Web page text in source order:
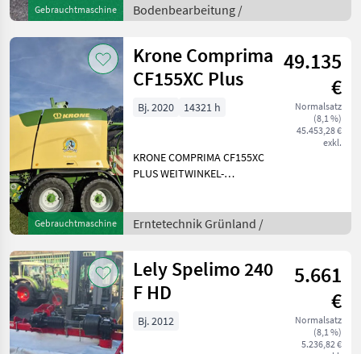
Gebrauchtmaschine
SCHARE 2S + SB45/SB56
ANLAGE A42
STREICHSCHIEN
Bodenbearbeitung /
Gebrauchtmaschine
Krone Comprima
CF155XC Plus
49.135
€
Normalsatz
(8,1 %)
45.453,28 €
exkl.
Bj. 2020 14321 h
KRONE COMPRIMA CF155XC
PLUS WEITWINKEL-
NOCKENSCHALTKUPPLUNG
/STUMMEL 1 3/4 20Z PICK-
MM TASTRÄDER FÜR PICK-
UP,
Erntetechnik Grünland /
Lely Spelimo 240
F HD
5.661
€
Normalsatz
(8,1 %)
5.236,82 €
Bj. 2012